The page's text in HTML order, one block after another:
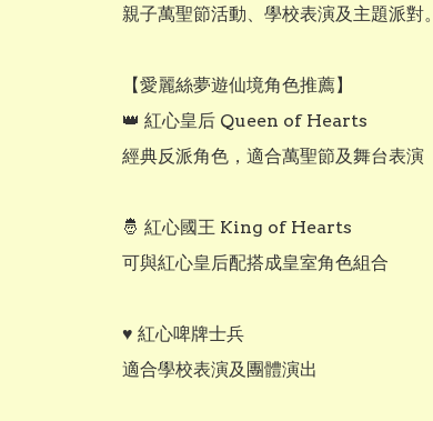
親子萬聖節活動、學校表演及主題派對。
【愛麗絲夢遊仙境角色推薦】
👑 紅心皇后 Queen of Hearts
經典反派角色，適合萬聖節及舞台表演
🤴 紅心國王 King of Hearts
可與紅心皇后配搭成皇室角色組合
♥️ 紅心啤牌士兵
適合學校表演及團體演出